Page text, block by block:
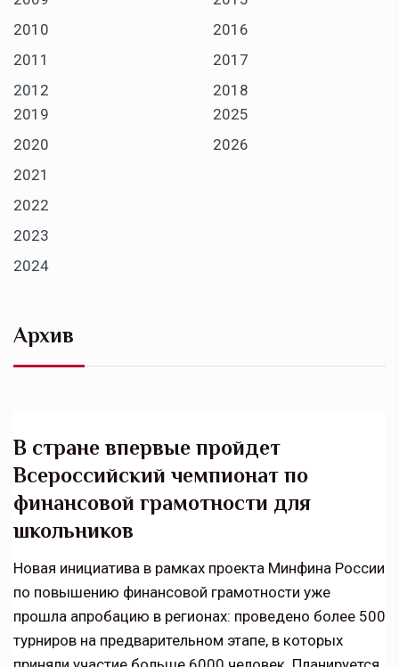
2010
2011
2012
2016
2017
2018
2019
2020
2021
2022
2023
2024
2025
2026
Архив
В стране впервые пройдет
Всероссийский чемпионат по
финансовой грамотности для
школьников
Новая инициатива в рамках проекта Минфина России
по повышению финансовой грамотности уже
прошла апробацию в регионах: проведено более 500
турниров на предварительном этапе, в которых